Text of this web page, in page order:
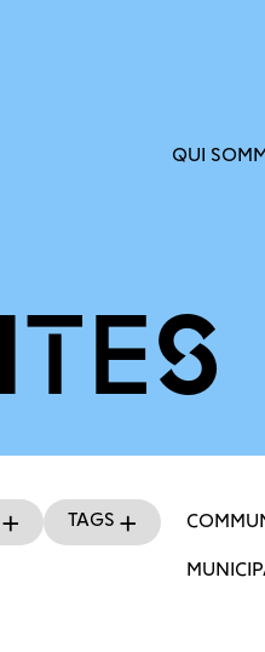
QUI
Tags